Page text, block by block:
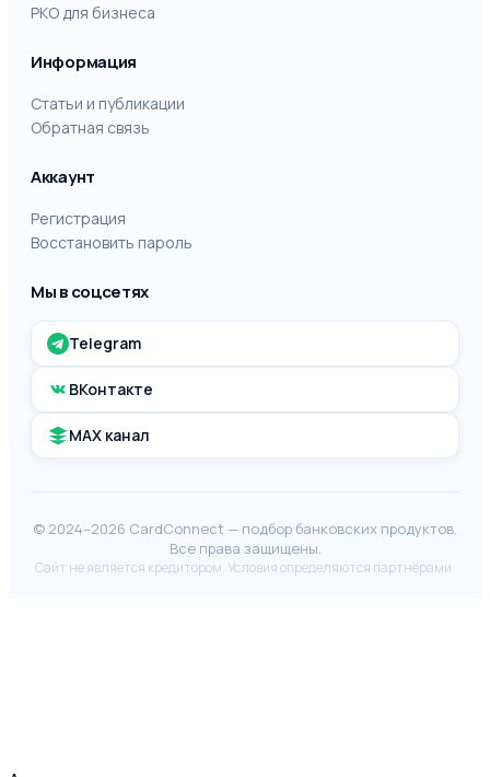
РКО для бизнеса
Информация
Статьи и публикации
Обратная связь
Аккаунт
Регистрация
Восстановить пароль
Мы в соцсетях
Telegram
ВКонтакте
MAX канал
© 2024–2026 CardConnect — подбор банковских продуктов.
Все права защищены.
Сайт не является кредитором. Условия определяются партнёрами.